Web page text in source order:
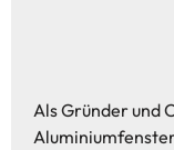
Als Gründer und